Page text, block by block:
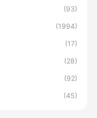
(93)
(1994)
(17)
(28)
(92)
(45)